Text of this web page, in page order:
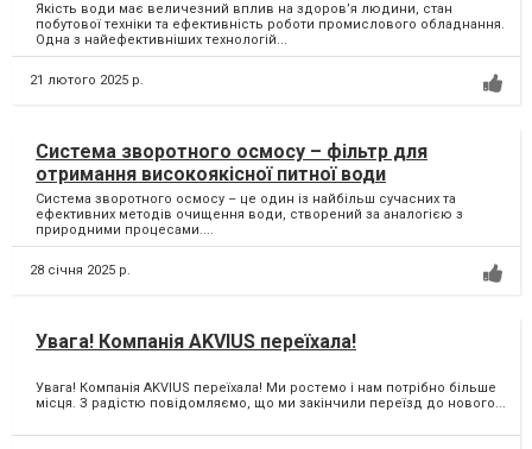
Якість води має величезний вплив на здоров’я людини, стан
побутової техніки та ефективність роботи промислового обладнання.
Одна з найефективніших технологій...
21 лютого 2025 р.
Система зворотного осмосу – фільтр для
отримання високоякісної питної води
Система зворотного осмосу – це один із найбільш сучасних та
ефективних методів очищення води, створений за аналогією з
природними процесами....
28 січня 2025 р.
Увага! Компанія AKVIUS переїхала!
Увага! Компанія AKVIUS переїхала! Ми ростемо і нам потрібно більше
місця. З радістю повідомляємо, що ми закінчили переїзд до нового...